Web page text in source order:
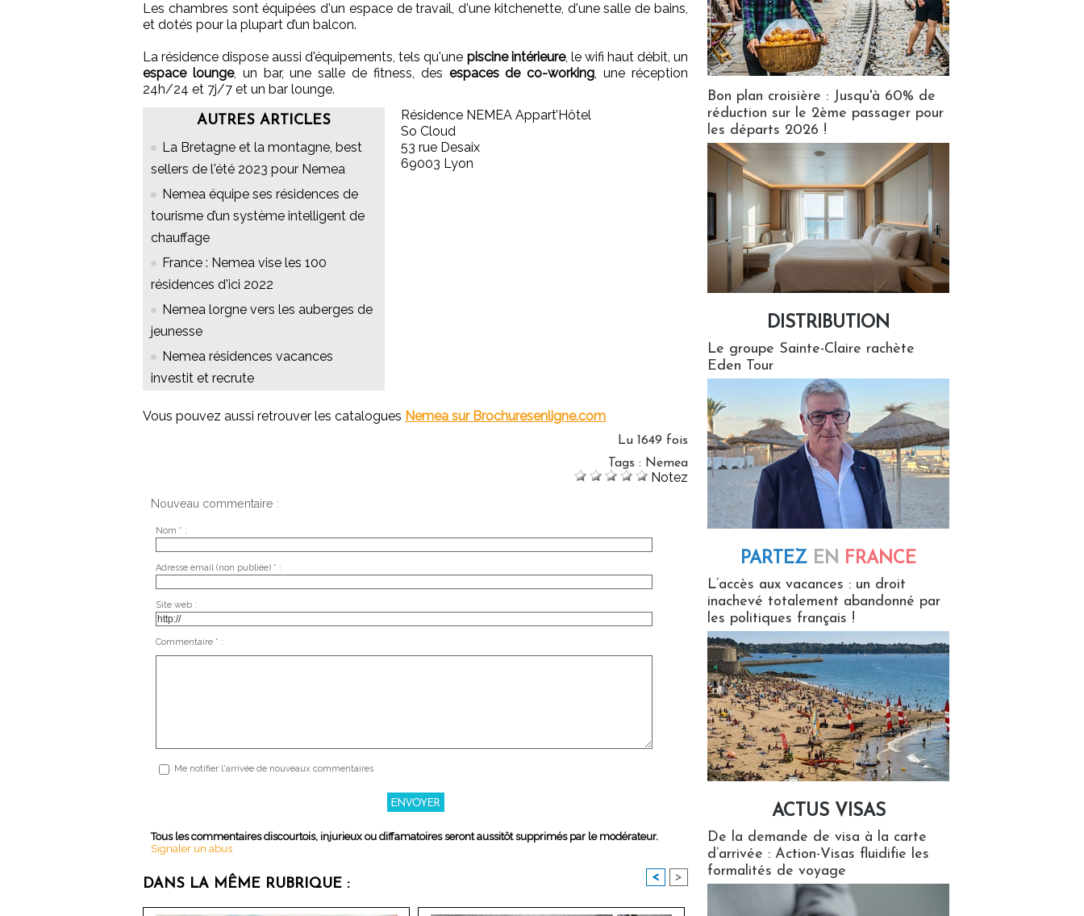
Les chambres sont équipées d'un espace de travail, d'une kitchenette, d'une salle de bains,
et dotés pour la plupart d’un balcon.
La résidence dispose aussi d'équipements, tels qu'une piscine intérieure, le wifi haut débit, un
espace lounge, un bar, une salle de fitness, des espaces de co-working, une réception
24h/24 et 7j/7 et un bar lounge.
AUTRES ARTICLES
La Bretagne et la montagne, best
sellers de l'été 2023 pour Nemea
Nemea équipe ses résidences de
tourisme d’un système intelligent de
chauffage
France : Nemea vise les 100
résidences d'ici 2022
Nemea lorgne vers les auberges de
jeunesse
Nemea résidences vacances
investit et recrute
Résidence NEMEA Appart’Hôtel
So Cloud
53 rue Desaix
69003 Lyon
Vous pouvez aussi retrouver les catalogues Nemea sur Brochuresenligne.com
Lu 1649 fois
Tags : Nemea
Notez
Nouveau commentaire :
Nom * :
Adresse email (non publiée) * :
Site web :
Commentaire * :
Me notifier l'arrivée de nouveaux commentaires
Tous les commentaires discourtois, injurieux ou diffamatoires seront aussitôt supprimés par le modérateur.
Signaler un abus
DANS LA MÊME RUBRIQUE : < >
Bon plan croisière : Jusqu'à 60% de
réduction sur le 2ème passager pour
les départs 2026 !
DISTRIBUTION
Le groupe Sainte-Claire rachète
Eden Tour
PARTEZ EN FRANCE
L’accès aux vacances : un droit
inachevé totalement abandonné par
les politiques français !
ACTUS VISAS
De la demande de visa à la carte
d’arrivée : Action-Visas fluidifie les
formalités de voyage